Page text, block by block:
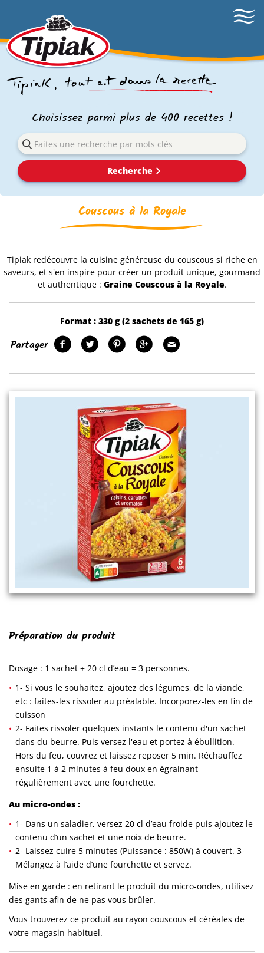
Choisissez parmi plus de 400 recettes !
Recherche
Couscous à la Royale
Tipiak redécouvre la cuisine généreuse du couscous si riche en
saveurs, et s'en inspire pour créer un produit unique, gourmand
et authentique : Graine Couscous à la Royale.
Format : 330 g (2 sachets de 165 g)
Partager
Préparation du produit
Dosage : 1 sachet + 20 cl d’eau = 3 personnes.
1- Si vous le souhaitez, ajoutez des légumes, de la viande,
etc : faites-les rissoler au préalable. Incorporez-les en fin de
cuisson
2- Faites rissoler quelques instants le contenu d'un sachet
dans du beurre. Puis versez l'eau et portez à ébullition.
Hors du feu, couvrez et laissez reposer 5 min. Réchauffez
ensuite 1 à 2 minutes à feu doux en égrainant
régulièrement avec une fourchette.
Au micro-ondes :
1- Dans un saladier, versez 20 cl d’eau froide puis ajoutez le
contenu d’un sachet et une noix de beurre.
2- Laissez cuire 5 minutes (Puissance : 850W) à couvert. 3-
Mélangez à l’aide d’une fourchette et servez.
Mise en garde : en retirant le produit du micro-ondes, utilisez
des gants afin de ne pas vous brûler.
Vous trouverez ce produit au rayon couscous et céréales de
votre magasin habituel.